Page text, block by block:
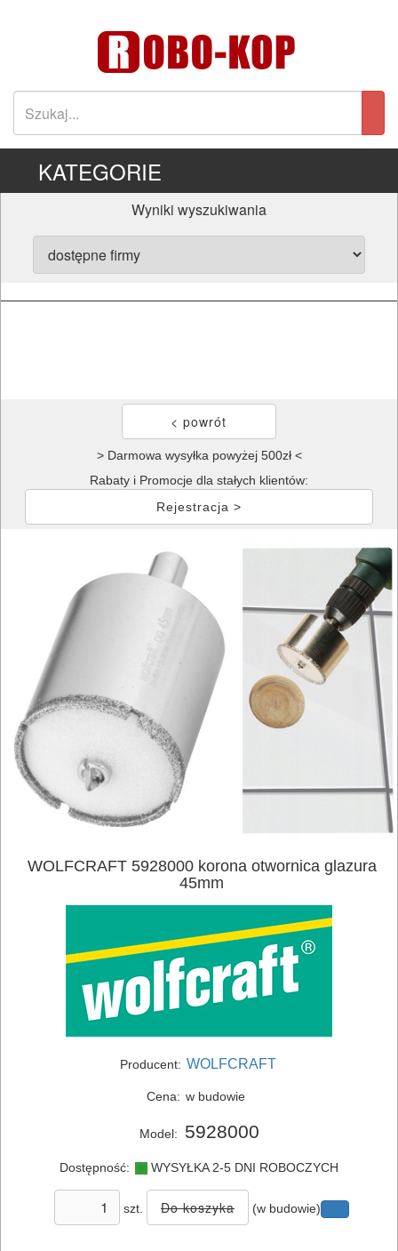
ELEKTRONARZĘDZIA
ELEKTRONARZĘDZIA
OSPRZĘT
AKCESORIA
ELEKTRONARZĘDZI
TRANSPORTOWANIE
POMIAROWE
KATEGORIE
Wyniki wyszukiwania
> Darmowa wysyłka powyżej 500zł <
Rabaty i Promocje dla stałych klientów:
Rejestracja >
WOLFCRAFT 5928000 korona otwornica glazura
45mm
Producent: WOLFCRAFT
Cena: w budowie
Model: 5928000
Dostępność: WYSYŁKA 2-5 DNI ROBOCZYCH
szt. (w budowie)